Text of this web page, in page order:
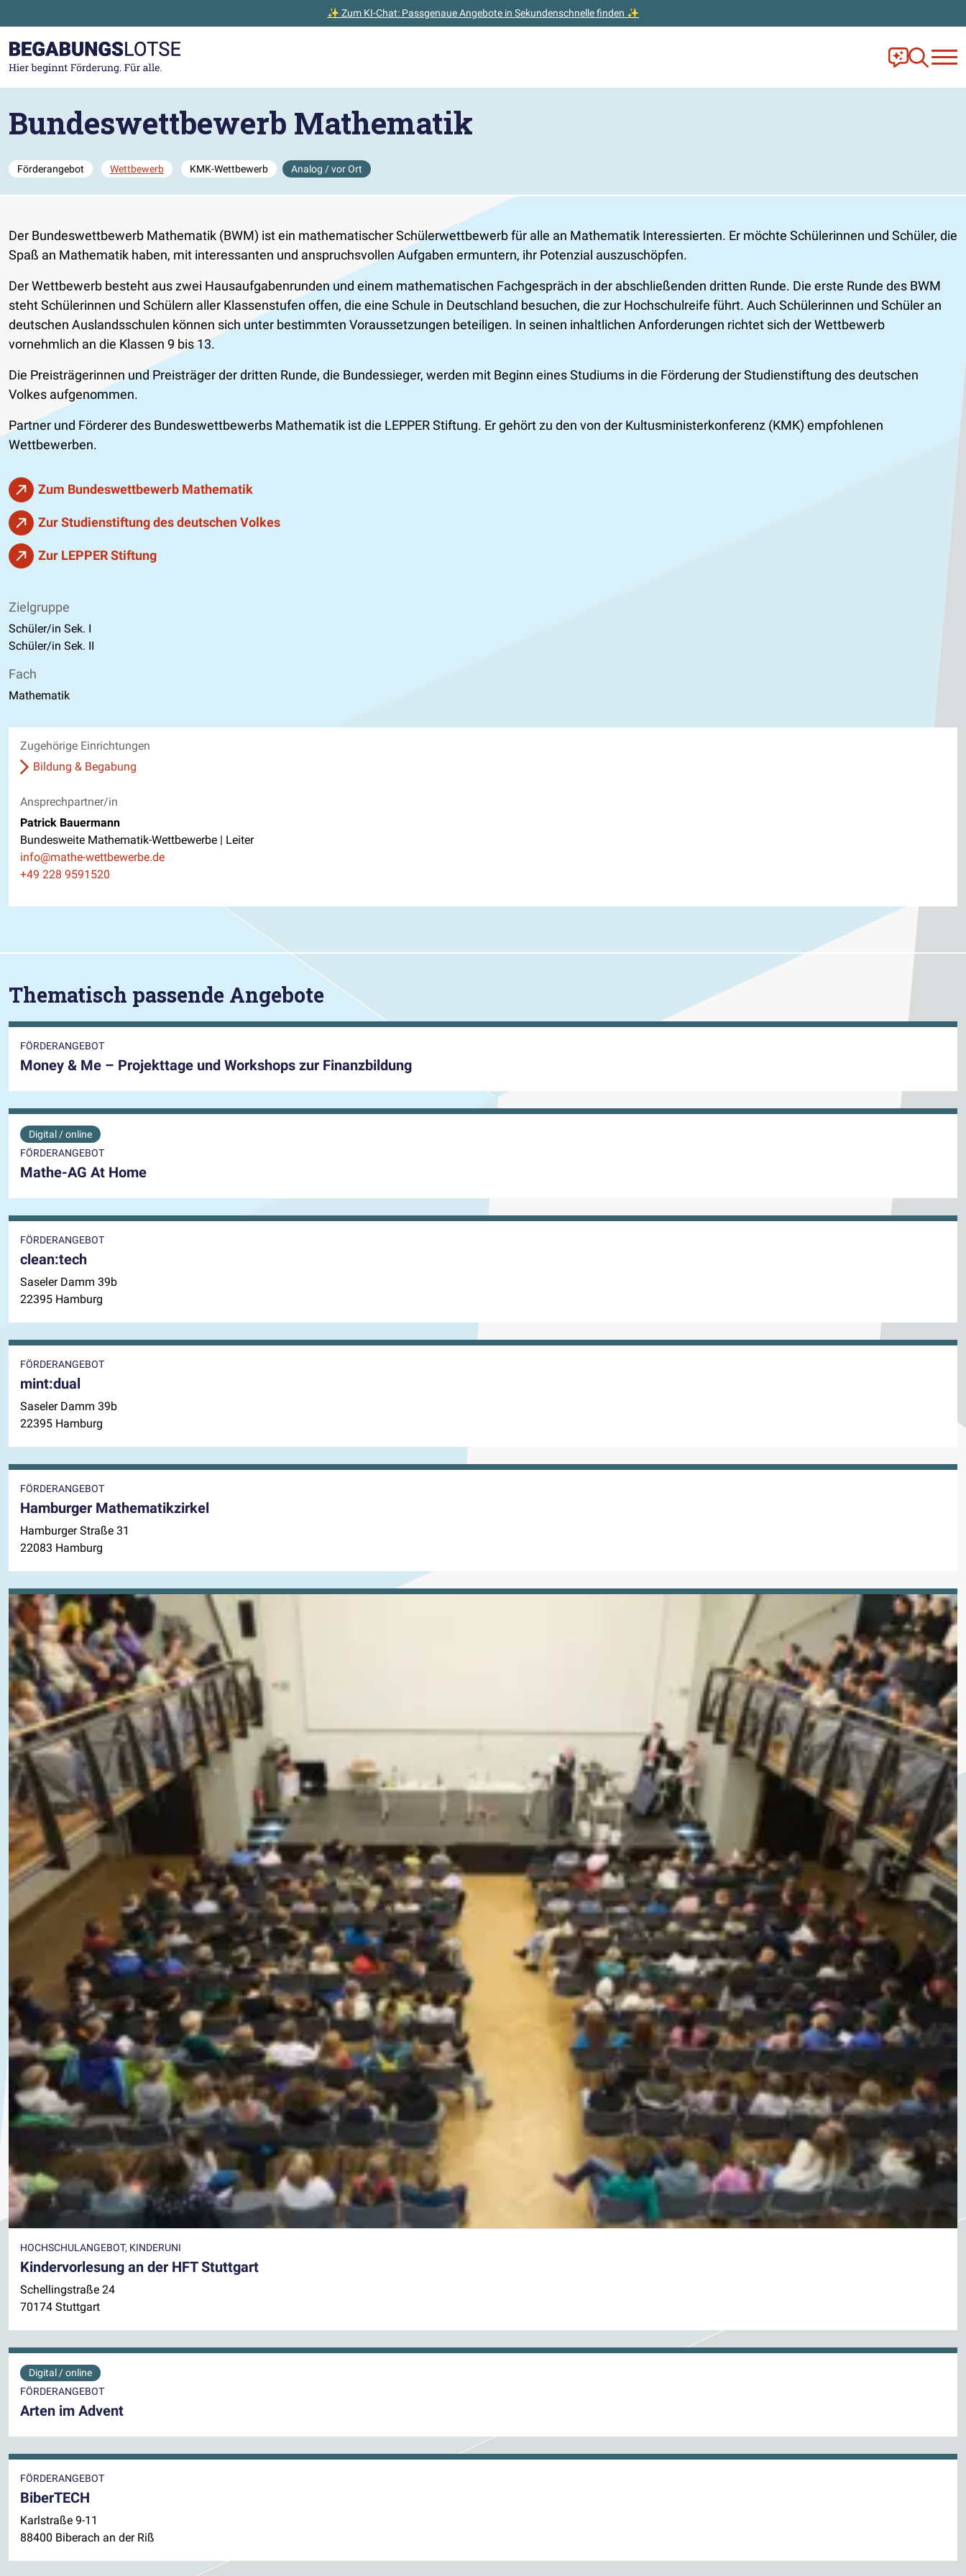
✨ Zum KI-Chat: Passgenaue Angebote in Sekundenschnelle finden ✨
Zur Startseite gehen
Frag Ella!
Zur
Bundeswettbewerb Mathematik
Förderangebot Wettbewerb KMK-Wettbewerb Analog / vor Ort
Der Bundeswettbewerb Mathematik (BWM) ist ein mathematischer Schülerwettbewerb für alle an Mathematik Interessierten. Er möchte Schülerinnen und Schüler, die
Spaß an Mathematik haben, mit interessanten und anspruchsvollen Aufgaben ermuntern, ihr Potenzial auszuschöpfen.
Der Wettbewerb besteht aus zwei Hausaufgabenrunden und einem mathematischen Fachgespräch in der abschließenden dritten Runde. Die erste Runde des BWM
steht Schülerinnen und Schülern aller Klassenstufen offen, die eine Schule in Deutschland besuchen, die zur Hochschulreife führt. Auch Schülerinnen und Schüler an
deutschen Auslandsschulen können sich unter bestimmten Voraussetzungen beteiligen. In seinen inhaltlichen Anforderungen richtet sich der Wettbewerb
vornehmlich an die Klassen 9 bis 13.
Die Preisträgerinnen und Preisträger der dritten Runde, die Bundessieger, werden mit Beginn eines Studiums in die Förderung der Studienstiftung des deutschen
Volkes aufgenommen.
Partner und Förderer des Bundeswettbewerbs Mathematik ist die LEPPER Stiftung. Er gehört zu den von der Kultusministerkonferenz (KMK) empfohlenen
Wettbewerben.
Zum Bundeswettbewerb Mathematik
Zur Studienstiftung des deutschen Volkes
Zur LEPPER Stiftung
Zielgruppe
Schüler/in Sek. I
Schüler/in Sek. II
Fach
Mathematik
Zugehörige Einrichtungen
Bildung & Begabung
Ansprechpartner/in
Patrick Bauermann
Bundesweite Mathematik-Wettbewerbe | Leiter
E-Mail
info@mathe-wettbewerbe.de
Telefon
+49 228 9591520
Thematisch passende Angebote
FÖRDERANGEBOT
Money & Me – Projekttage und Workshops zur Finanzbildung
Digital / online
FÖRDERANGEBOT
Mathe-AG At Home
FÖRDERANGEBOT
clean:tech
Saseler Damm 39b
22395 Hamburg
FÖRDERANGEBOT
mint:dual
Saseler Damm 39b
22395 Hamburg
FÖRDERANGEBOT
Hamburger Mathematikzirkel
Hamburger Straße 31
22083 Hamburg
HOCHSCHULANGEBOT, KINDERUNI
Kindervorlesung an der HFT Stuttgart
Schellingstraße 24
70174 Stuttgart
Digital / online
FÖRDERANGEBOT
Arten im Advent
FÖRDERANGEBOT
BiberTECH
Karlstraße 9-11
88400 Biberach an der Riß